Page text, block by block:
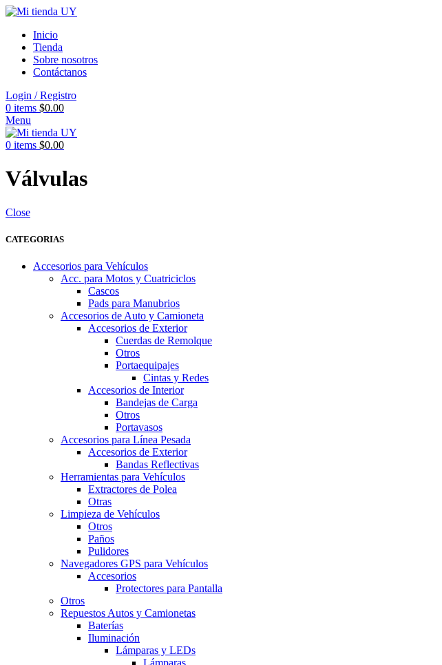
Inicio
Tienda
Sobre nosotros
Contáctanos
Login / Registro
0 items $0.00
Menu
0 items $0.00
Válvulas
Close
CATEGORIAS
Accesorios para Vehículos
Acc. para Motos y Cuatriciclos
Cascos
Pads para Manubrios
Accesorios de Auto y Camioneta
Accesorios de Exterior
Cuerdas de Remolque
Otros
Portaequipajes
Cintas y Redes
Accesorios de Interior
Bandejas de Carga
Otros
Portavasos
Accesorios para Línea Pesada
Accesorios de Exterior
Bandas Reflectivas
Herramientas para Vehículos
Extractores de Polea
Otras
Limpieza de Vehículos
Otros
Paños
Pulidores
Navegadores GPS para Vehículos
Accesorios
Protectores para Pantalla
Otros
Repuestos Autos y Camionetas
Baterías
Iluminación
Lámparas y LEDs